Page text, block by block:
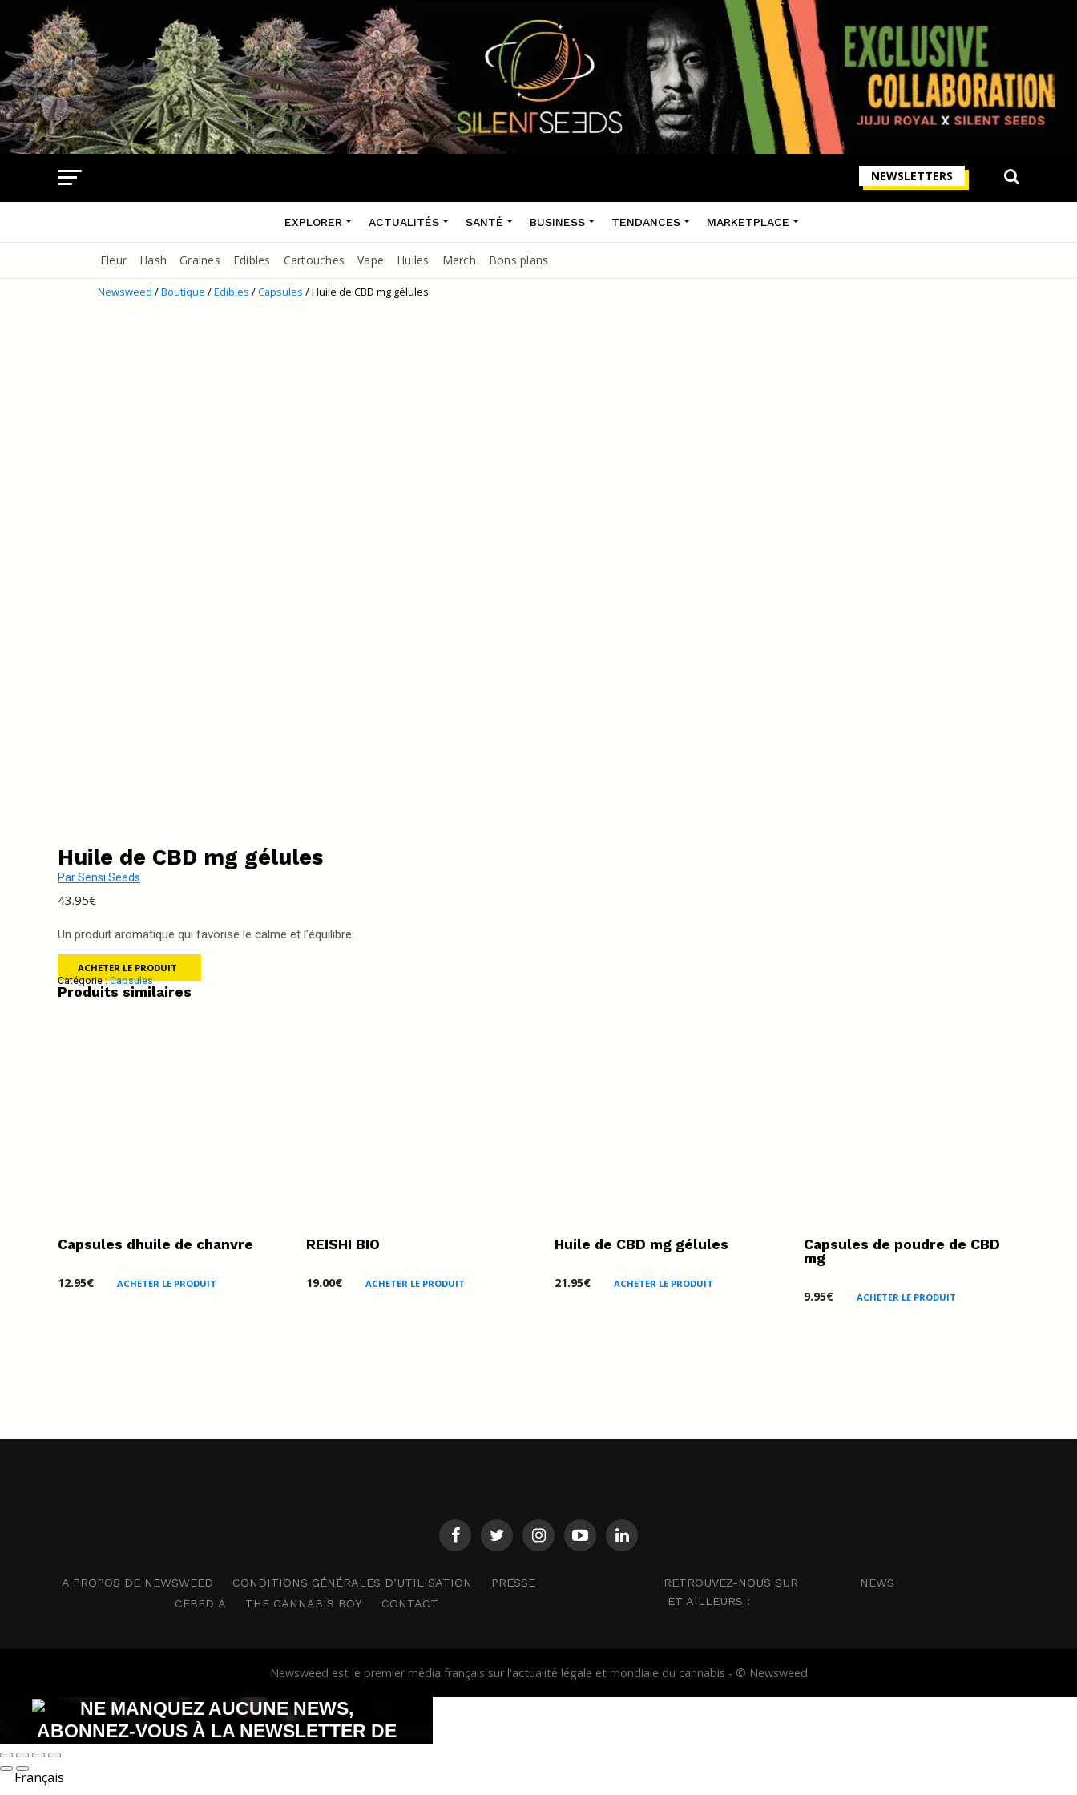
NEWSLETTERS
EXPLORER ACTUALITÉS SANTÉ BUSINESS TENDANCES MARKETPLACE
Fleur Hash Graines Edibles Cartouches Vape Huiles Merch Bons plans
Newsweed /Boutique /Edibles /Capsules / Huile de CBD mg gélules
Huile de CBD mg gélules
ParSensi Seeds
43.95€
Un produit aromatique qui favorise le calme et l’équilibre.
ACHETER LE PRODUIT
Catégorie :Capsules
Produits similaires
Capsules dhuile de chanvre
12.95€ ACHETER LE PRODUIT
REISHI BIO
19.00€ ACHETER LE PRODUIT
Huile de CBD mg gélules
21.95€ ACHETER LE PRODUIT
Capsules de poudre de CBD
mg
9.95€ ACHETER LE PRODUIT
A PROPOS DE NEWSWEED CONDITIONS GÉNÉRALES D’UTILISATION
PRESSE
CEBEDIA
THE CANNABIS BOY CONTACT
RETROUVEZ-NOUS SUR
NEWS
ET AILLEURS :
Newsweed est le premier média français sur l'actualité légale et mondiale du cannabis - © Newsweed
NE MANQUEZ AUCUNE NEWS,
ABONNEZ-VOUS À LA NEWSLETTER DE
Français